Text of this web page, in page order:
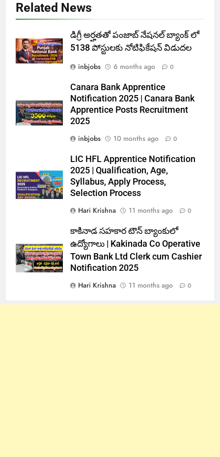
Related News
డిగ్రీ అర్హతతో పంజాబ్ నేషనల్ బ్యాంక్ లో
5138 పోస్టులకు నోటిఫికేషన్ విడుదల
inbjobs
6 months ago 0
Canara Bank Apprentice
Notification 2025 | Canara Bank
Apprentice Posts Recruitment
2025
inbjobs
10 months ago 0
LIC HFL Apprentice Notification
2025 | Qualification, Age,
Syllabus, Apply Process,
Selection Process
Hari Krishna
11 months ago 0
కాకినాడ సహకార టౌన్ బ్యాంకులో
ఉద్యోగాలు | Kakinada Co Operative
Town Bank Ltd Clerk cum Cashier
Notification 2025
Hari Krishna
11 months ago 0